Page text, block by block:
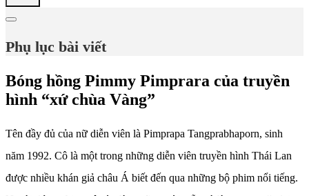
Phụ lục bài viết
Bóng hồng Pimmy Pimprara của truyền
hình “xứ chùa Vàng”
Tên đầy đủ của nữ diễn viên là Pimprapa Tangprabhaporn, sinh
năm 1992. Cô là một trong những diễn viên truyền hình Thái Lan
được nhiều khán giả châu Á biết đến qua những bộ phim nổi tiếng.